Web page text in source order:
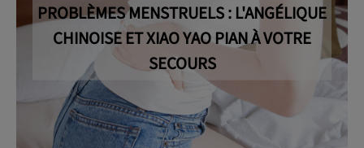
PROBLÈMES MENSTRUELS : L'ANGÉLIQUE
CHINOISE ET XIAO YAO PIAN À VOTRE
SECOURS